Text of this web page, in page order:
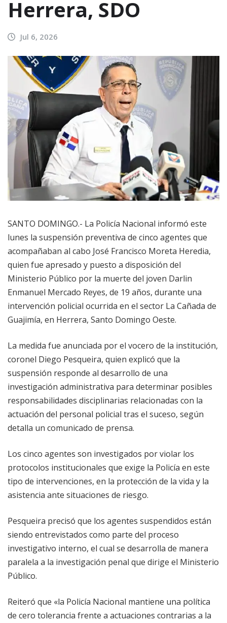
Herrera, SDO
Jul 6, 2026
SANTO DOMINGO.- La Policía Nacional informó este
lunes la suspensión preventiva de cinco agentes que
acompañaban al cabo José Francisco Moreta Heredia,
quien fue apresado y puesto a disposición del
Ministerio Público por la muerte del joven Darlin
Enmanuel Mercado Reyes, de 19 años, durante una
intervención policial ocurrida en el sector La Cañada de
Guajimía, en Herrera, Santo Domingo Oeste.
La medida fue anunciada por el vocero de la institución,
coronel Diego Pesqueira, quien explicó que la
suspensión responde al desarrollo de una
investigación administrativa para determinar posibles
responsabilidades disciplinarias relacionadas con la
actuación del personal policial tras el suceso, según
detalla un comunicado de prensa.
Los cinco agentes son investigados por violar los
protocolos institucionales que exige la Policía en este
tipo de intervenciones, en la protección de la vida y la
asistencia ante situaciones de riesgo.
Pesqueira precisó que los agentes suspendidos están
siendo entrevistados como parte del proceso
investigativo interno, el cual se desarrolla de manera
paralela a la investigación penal que dirige el Ministerio
Público.
Reiteró que «la Policía Nacional mantiene una política
de cero tolerancia frente a actuaciones contrarias a la